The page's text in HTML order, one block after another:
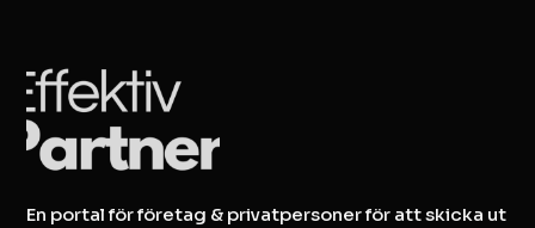
En portal för företag & privatpersoner för att skicka ut